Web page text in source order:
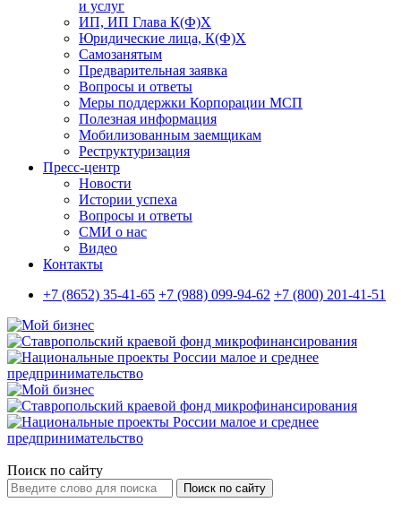
и услуг
ИП, ИП Глава К(Ф)Х
Юридические лица, К(Ф)Х
Самозанятым
Предварительная заявка
Вопросы и ответы
Меры поддержки Корпорации МСП
Полезная информация
Мобилизованным заемщикам
Реструктуризация
Пресс-центр
Новости
Истории успеха
Вопросы и ответы
СМИ о нас
Видео
Контакты
+7 (8652) 35-41-65 +7 (988) 099-94-62 +7 (800) 201-41-51
Поиск по сайту
Поиск по сайту